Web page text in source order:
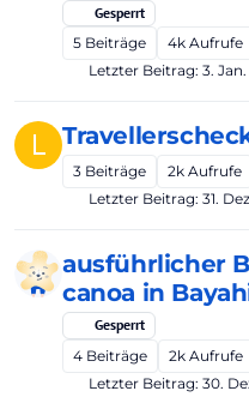
Gesperrt
5 Beiträge 4k Aufrufe
Letzter Beitrag: 3. Jan.
L
3 Beiträge 2k Aufrufe
Letzter Beitrag: 31.
ausführlicher
canoa in
Gesperrt
4 Beiträge 2k Aufrufe
Letzter Beitrag: 30.